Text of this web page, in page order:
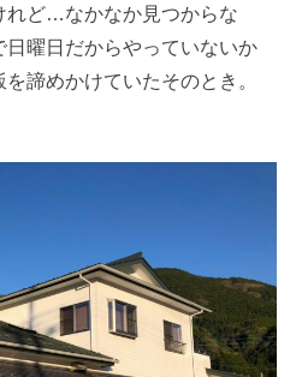
れど…なかなか見つからな
曜日だからやっていないか
諦めかけていたそのとき。